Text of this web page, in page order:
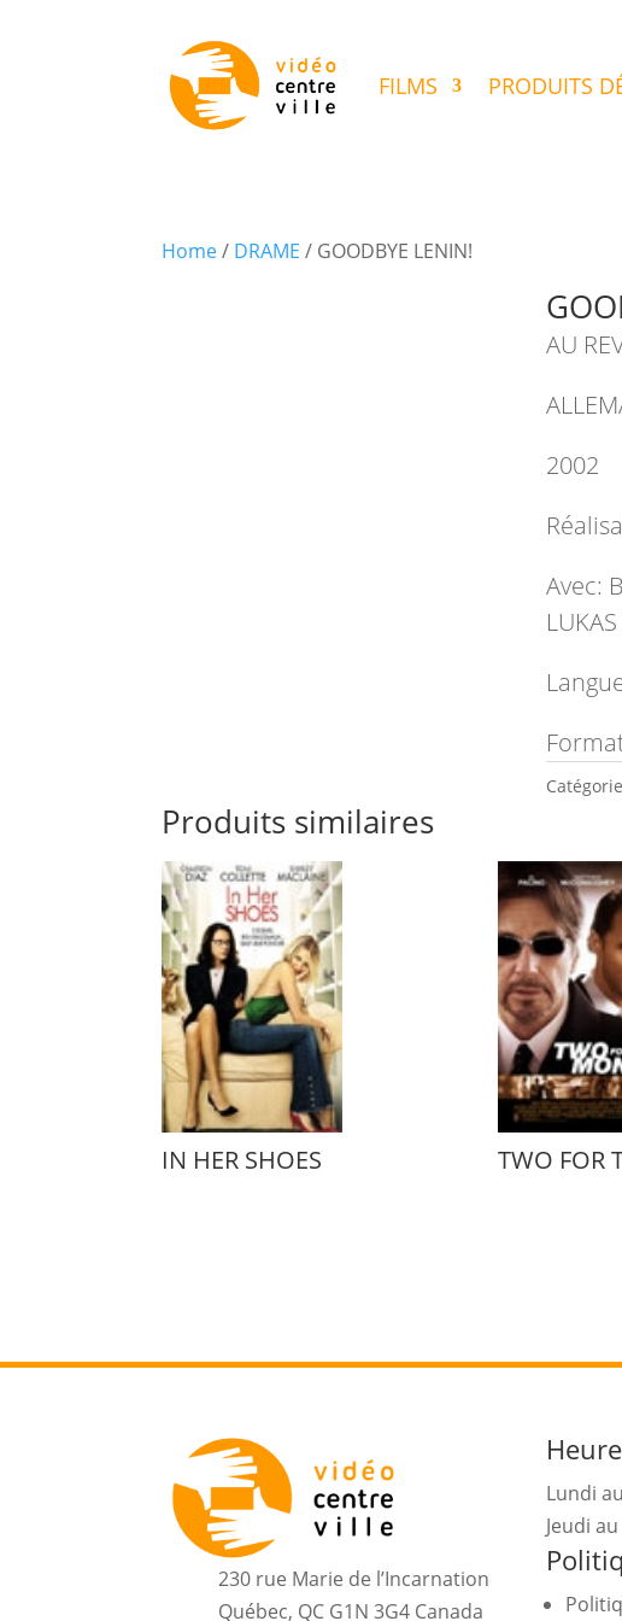
FILMS PRODUITS
Home/ DRAME / GOODBYE LENIN!
AU
2002
Avec:
Produits similaires
IN HER SHOES TWO FOR
230 rue Marie de l’Incarnation
Québec, QC G1N 3G4 Canada
Lundi
Jeudi